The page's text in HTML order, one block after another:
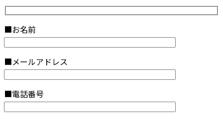
■お名前
■メールアドレス
■電話番号